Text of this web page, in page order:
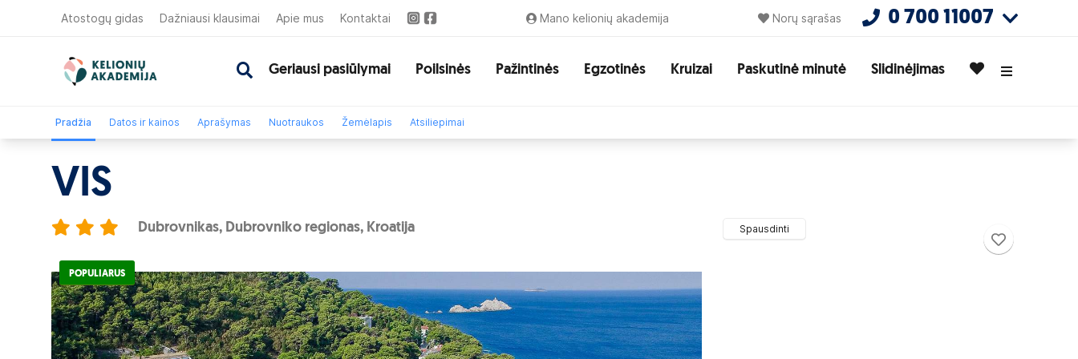
Atostogų gidas Dažniausi klausimai Apie mus Kontaktai Mano kelionių akademija Norų sąrašas 0 700 11007
Geriausi pasiūlymai Poilsinės Pažintinės Egzotinės Kruizai Paskutinė minutė Slidinėjimas
Pradžia Datos ir kainos Aprašymas Nuotraukos Žemėlapis Atsiliepimai
VIS
Spausdinti
Dubrovnikas, Dubrovniko regionas, Kroatija
POPULIARUS